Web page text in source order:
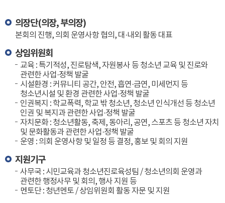
의장단(의장, 부의장)
본회의 진행, 의회 운영사항 협의, 대·내외 활동 대표
상임위원회
교육 : 특기적성, 진로탐색, 자원봉사 등 청소년 교육 및 진로와
관련한 사업·정책 발굴
시설환경 : 커뮤니티 공간, 안전, 흡연·금연, 미세먼지 등
청소년시설 및 환경 관련한 사업·정책 발굴
인권복지 : 학교폭력, 학교 밖 청소년, 청소년 인식개선 등 청소년
인권 및 복지과 관련한 사업·정책 발굴
자치문화 : 청소년활동, 축제, 동아리, 공연, 스포츠 등 청소년 자치
및 문화활동과 관련한 사업·정책 발굴
운영 : 의회 운영사항 및 일정 등 결정, 홍보 및 회의 지원
지원기구
사무국 : 시민교육과 청소년진로육성팀 / 청소년의회 운영과
관련한 행정사무 및 회의, 행사 지원 등
멘토단 : 청년멘토 / 상임위원회 활동 자문 및 지원